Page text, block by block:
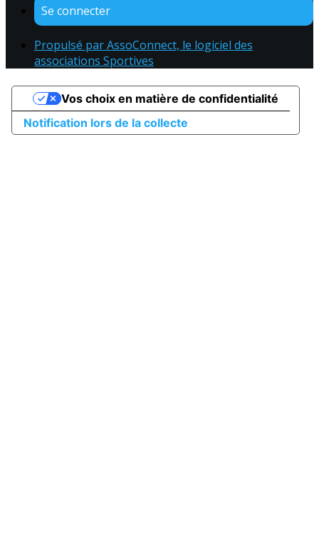
Se connecter
Propulsé par AssoConnect, le logiciel des
associations Sportives
Notification lors de la collecte
Vos choix en matière de confidentialité